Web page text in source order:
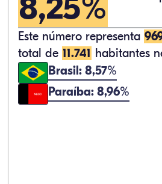
8,25%
Este número representa
total de 11.741 habitantes
Brasil: 8,57%
Paraíba: 8,96%